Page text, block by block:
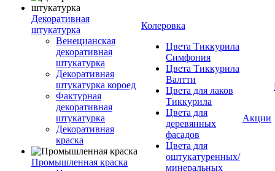
Декоративная
штукатурка
Венецианская
декоративная
штукатурка
Декоративная
штукатурка короед
Фактурная
декоративная
штукатурка
Декоративная
краска
Промышленная краска
Колеровка
Цвета Тиккурила
Симфония
Цвета Тиккурила
Валтти
Цвета для лаков
Тиккурила
Цвета для
деревянных
фасадов
Цвета для
оштукатуренных/
минеральных
Акции